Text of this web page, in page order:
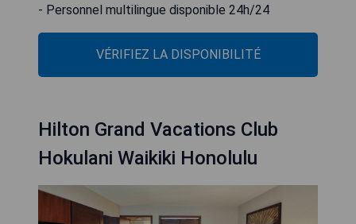
- Personnel multilingue disponible 24h/24
VÉRIFIEZ LA DISPONIBILITÉ
Hilton Grand Vacations Club
Hokulani Waikiki Honolulu